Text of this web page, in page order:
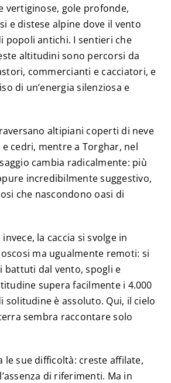
vertiginose, gole profonde,
e distese alpine dove il vento
popoli antichi. I sentieri che
altitudini sono percorsi da
commercianti e cacciatori, e
di un’energia silenziosa e
altipiani coperti di neve
cedri, mentre a Torghar, nel
cambia radicalmente: più
incredibilmente suggestivo,
che nascondono oasi di
la caccia si svolge in
ma ugualmente remoti: si
dal vento, spogli e
supera facilmente i 4.000
solitudine è assoluto. Qui, il cielo
sembra raccontare solo
sue difficoltà: creste affilate,
di riferimenti. Ma in